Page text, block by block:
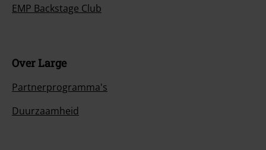
EMP Backstage Club
Over Large
Partnerprogramma's
Duurzaamheid